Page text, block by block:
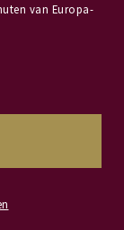
van Europa-